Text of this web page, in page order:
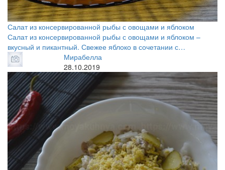
Салат из консервированной рыбы с овощами и яблоком
Салат из консервированной рыбы с овощами и яблоком –
вкусный и пикантный. Свежее яблоко в сочетании с…
Мирабелла
28.10.2019